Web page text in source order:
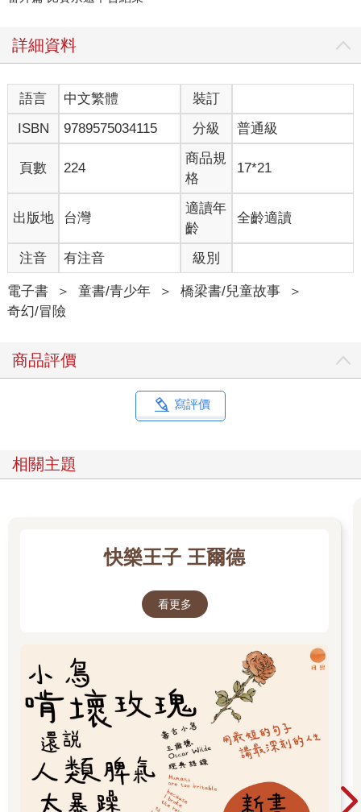
詳細資料
語言 中文繁體
裝訂
ISBN
9789575034115 分級 普通級
頁數 224
商品規
格
17*21
出版地 台灣
適讀年
齡
全齡適讀
注音 有注音 級別
電子書 ＞ 童書/青少年 ＞ 橋梁書/兒童故事
＞
奇幻/冒險
商品評價
寫評價
相關主題
快樂王子 王爾德
看更多